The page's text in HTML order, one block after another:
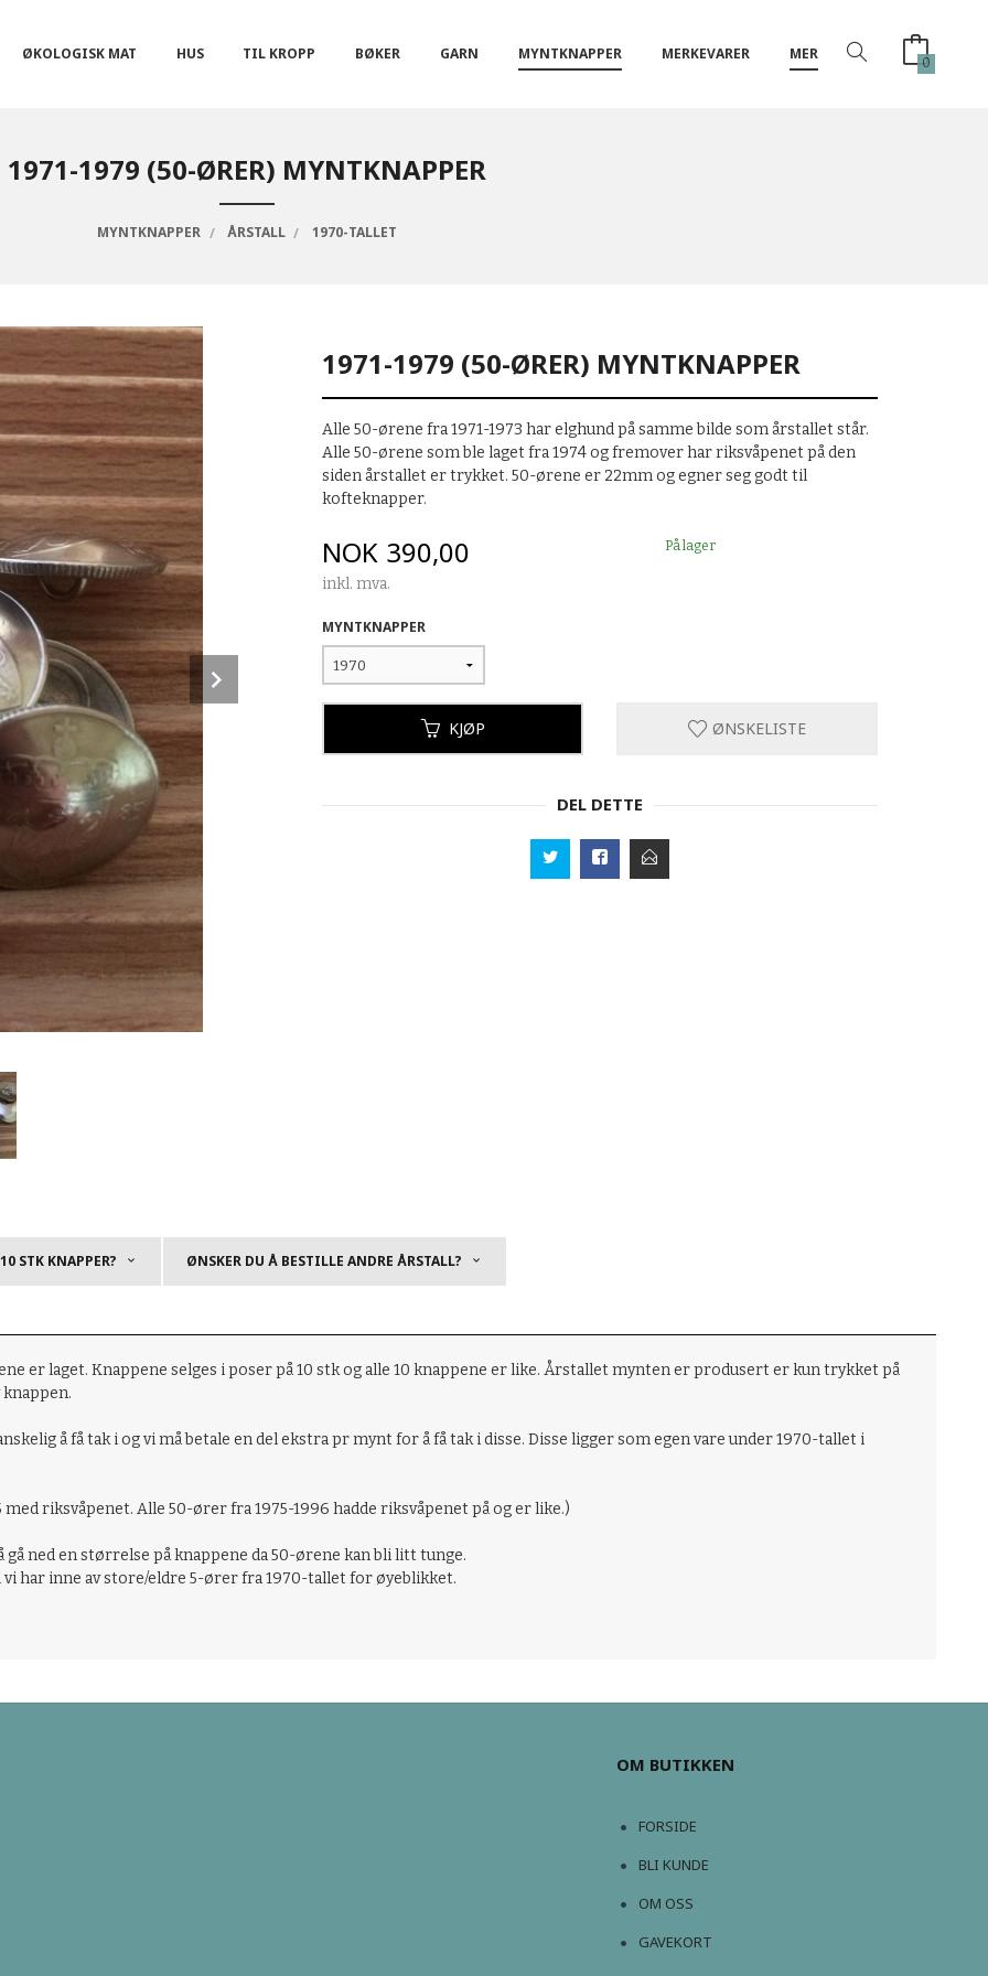
ØKOLOGISK MAT HUS TIL KROPP BØKER GARN MYNTKNAPPER MERKEVARER MER 0
1971-1979 (50-ØRER) MYNTKNAPPER
MYNTKNAPPER ÅRSTALL 1970-TALLET
1971-1979 (50-ØRER) MYNTKNAPPER
Alle 50-ørene fra 1971-1973 har elghund på samme bilde som årstallet står.
Alle 50-ørene som ble laget fra 1974 og fremover har riksvåpenet på den
siden årstallet er trykket. 50-ørene er 22mm og egner seg godt til
kofteknapper.
Pris
NOK 390,00
inkl. mva.
På lager
MYNTKNAPPER
KJØP ØNSKELISTE
DEL DETTE
STK KNAPPER? ØNSKER DU Å BESTILLE ANDRE ÅRSTALL?
er laget. Knappene selges i poser på 10 stk og alle 10 knappene er like. Årstallet mynten er produsert er kun trykket på
å få tak i og vi må betale en del ekstra pr mynt for å få tak i disse. Disse ligger som egen vare under 1970-tallet i
riksvåpenet. Alle 50-ører fra 1975-1996 hadde riksvåpenet på og er like.)
ned en størrelse på knappene da 50-ørene kan bli litt tunge.
har inne av store/eldre 5-ører fra 1970-tallet for øyeblikket.
OM BUTIKKEN
FORSIDE
BLI KUNDE
OM OSS
GAVEKORT